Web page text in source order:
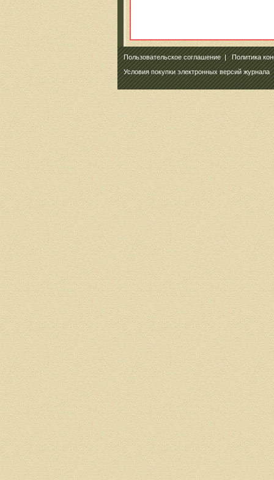
Пользовательское соглашение|Политика
Условия покупки электронных версий журнала